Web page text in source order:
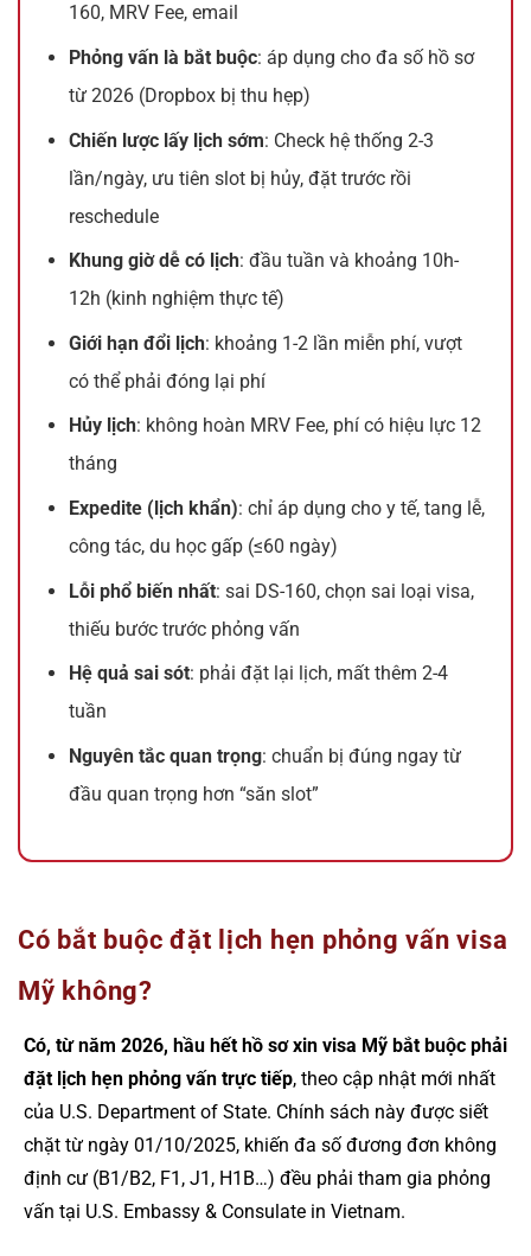
160, MRV Fee, email
Phỏng vấn là bắt buộc: áp dụng cho đa số hồ sơ
từ 2026 (Dropbox bị thu hẹp)
Chiến lược lấy lịch sớm: Check hệ thống 2-3
lần/ngày, ưu tiên slot bị hủy, đặt trước rồi
reschedule
Khung giờ dễ có lịch: đầu tuần và khoảng 10h-
12h (kinh nghiệm thực tế)
Giới hạn đổi lịch: khoảng 1-2 lần miễn phí, vượt
có thể phải đóng lại phí
Hủy lịch: không hoàn MRV Fee, phí có hiệu lực 12
tháng
Expedite (lịch khẩn): chỉ áp dụng cho y tế, tang lễ,
công tác, du học gấp (≤60 ngày)
Lỗi phổ biến nhất: sai DS-160, chọn sai loại visa,
thiếu bước trước phỏng vấn
Hệ quả sai sót: phải đặt lại lịch, mất thêm 2-4
tuần
Nguyên tắc quan trọng: chuẩn bị đúng ngay từ
đầu quan trọng hơn “săn slot”
Có bắt buộc đặt lịch hẹn phỏng vấn visa
Mỹ không?
Có, từ năm 2026, hầu hết hồ sơ xin visa Mỹ bắt buộc phải
đặt lịch hẹn phỏng vấn trực tiếp, theo cập nhật mới nhất
của U.S. Department of State. Chính sách này được siết
chặt từ ngày 01/10/2025, khiến đa số đương đơn không
định cư (B1/B2, F1, J1, H1B…) đều phải tham gia phỏng
vấn tại U.S. Embassy & Consulate in Vietnam.